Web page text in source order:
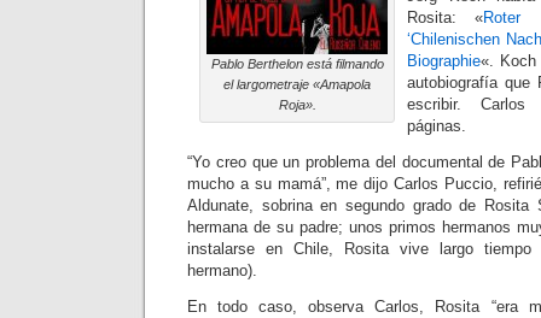
Pablo Berthelon está filmando
el largometraje «Amapola
Roja».
Rosita: «Roter
‘Chilenischen
Biographie«. Koch
autobiografía que
escribir. Carlos
páginas.
“Yo creo que un problema del documental de
mucho a su mamá”, me dijo Carlos Puccio,
Aldunate, sobrina en segundo grado de Rosita
hermana de su padre; unos primos hermanos
instalarse en Chile, Rosita vive largo
hermano).
En todo caso, observa Carlos, Rosita “era